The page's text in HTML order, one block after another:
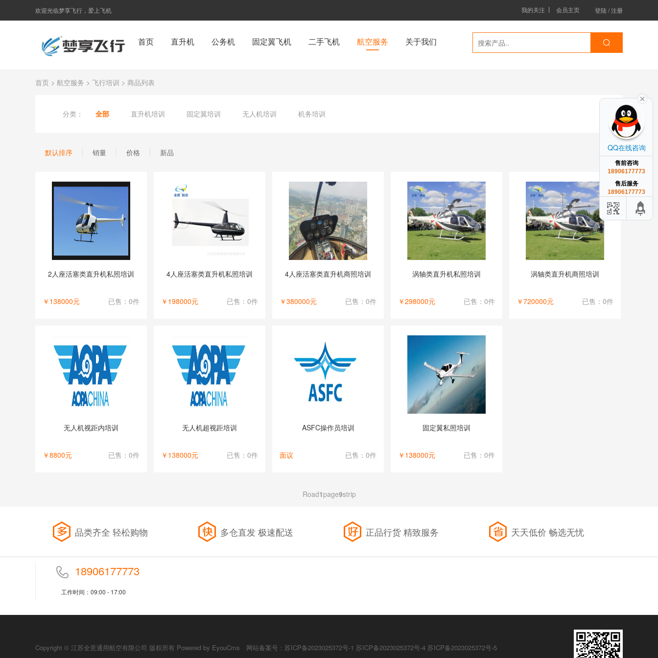
欢迎光临梦享飞行，爱上飞机 我的关注 会员主页 登陆/注册
首页 直升机 公务机 固定翼飞机 二手飞机 航空服务 关于我们
首页 > 航空服务 > 飞行培训 > 商品列表
分类： 全部 直升机培训 固定翼培训 无人机培训 机务培训
默认排序 销量 价格 新品
2人座活塞类直升机私照培训
￥138000元 已售：0件
4人座活塞类直升机私照培训
￥198000元 已售：0件
4人座活塞类直升机商照培训
￥380000元 已售：0件
涡轴类直升机私照培训
￥298000元 已售：0件
涡轴类直升机商照培训
￥720000元 已售：0件
无人机视距内培训
￥8800元 已售：0件
无人机超视距培训
￥138000元 已售：0件
ASFC操作员培训
面议 已售：0件
固定翼私照培训
￥138000元 已售：0件
Road1page9strip
品类齐全 轻松购物 多仓直发 极速配送 正品行货 精致服务 天天低价 畅选无忧
18906177773
工作时间：09:00 - 17:00
Copyright © 江苏全意通用航空有限公司 版权所有 Powered by EyouCms 网站备案号： 苏ICP备2023025372号-1 苏ICP备2023025372号-4 苏ICP备2023025372号-5
QQ在线咨询
售前咨询
18906177773
售后服务
18906177773